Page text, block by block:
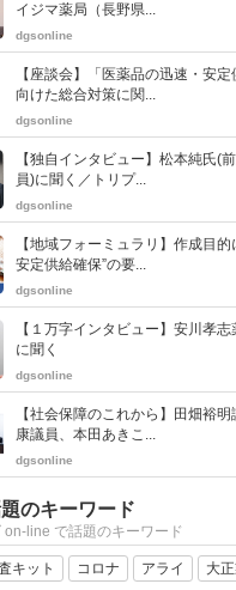
イジマ薬局（長野県...
dgsonline
【座談会】「医薬品の迅速・安
向けた総合対策に関...
dgsonline
【独自インタビュー】松本純氏(
員)に聞く／トリプ...
dgsonline
【地域フォーミュラリ】作成目的
安定供給確保”の要...
dgsonline
【１万字インタビュー】安川孝
に聞く
dgsonline
【社会保障のこれから】田畑裕明
康議員、本田あきこ...
dgsonline
のキーワード
on-line で話題のキーワード
キット コロナ アライ 大